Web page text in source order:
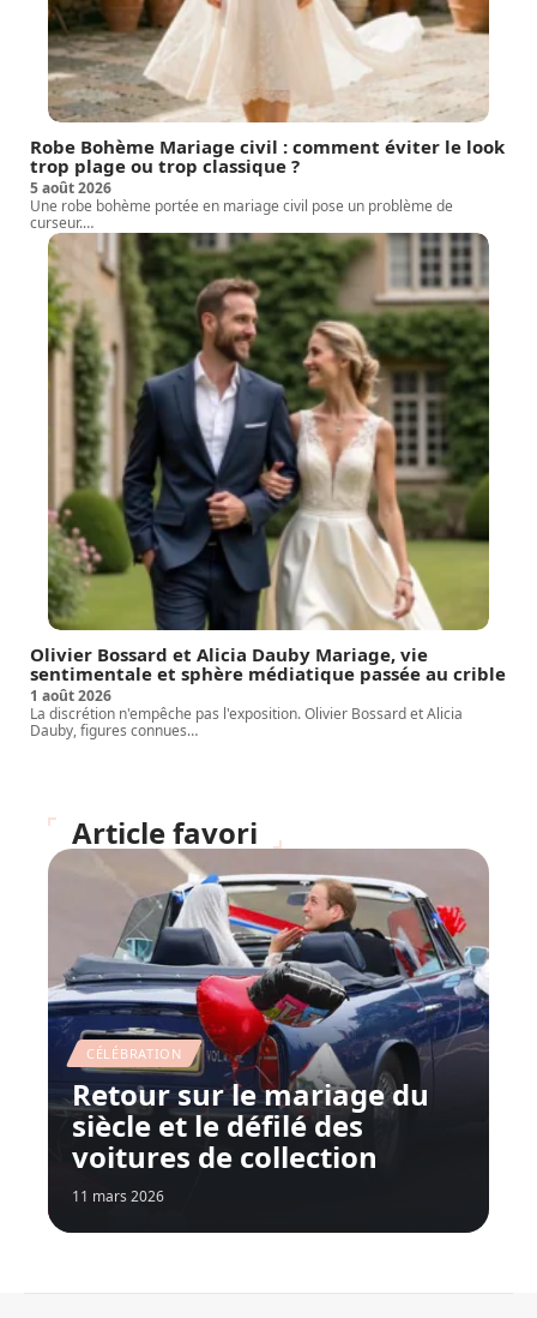
Robe Bohème Mariage civil : comment éviter le look
trop plage ou trop classique ?
5 août 2026
Une robe bohème portée en mariage civil pose un problème de
curseur.…
Olivier Bossard et Alicia Dauby Mariage, vie
sentimentale et sphère médiatique passée au crible
1 août 2026
La discrétion n'empêche pas l'exposition. Olivier Bossard et Alicia
Dauby, figures connues…
Article favori
CÉLÉBRATION
Retour sur le mariage du
siècle et le défilé des
voitures de collection
11 mars 2026